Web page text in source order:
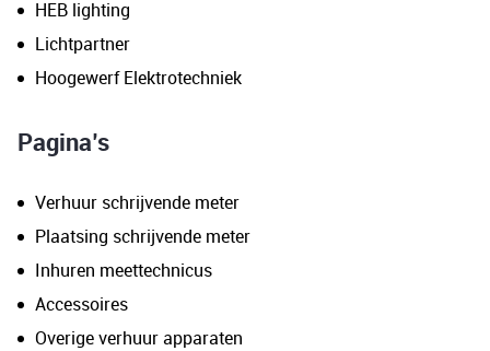
HEB lighting
Lichtpartner
Hoogewerf Elektrotechniek
Pagina’s
Verhuur schrijvende meter
Plaatsing schrijvende meter
Inhuren meettechnicus
Accessoires
Overige verhuur apparaten